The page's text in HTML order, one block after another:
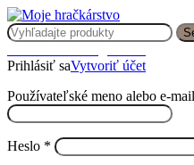
Prihlásiť saVytvoriť účet
Používateľské meno alebo e-
Heslo *